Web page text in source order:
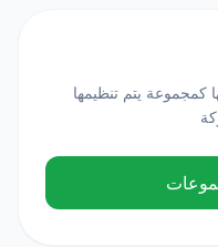
كمجموعة يتم تنظيمها